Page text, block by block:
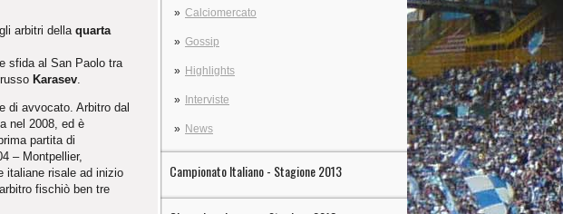
Calciomercato
Gossip
Highlights
Interviste
News
Campionato Italiano - Stagione 2013
arbitri dellaquarta
sfida al San Paolo tra
Karasev.
di avvocato. Arbitro dal
nel 2008, ed è
partita di
– Montpellier,
italiane risale ad inizio
fischiò ben tre